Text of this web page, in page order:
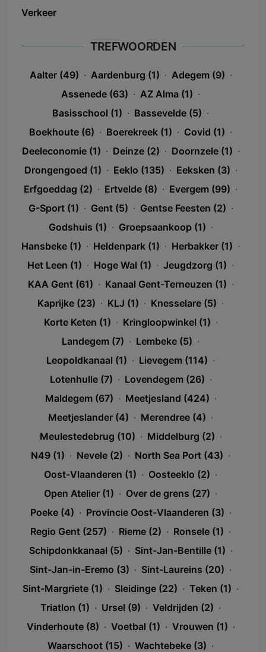
Verkeer
TREFWOORDEN
Aalter (49) · Aardenburg (1) · Adegem (9) ·
Assenede (63) · AZ Alma (1) ·
Basisschool (1) · Bassevelde (5) ·
Boekhoute (6) · Boerekreek (1) · Covid (1) ·
Deeleconomie (1) · Deinze (2) · Doornzele (1) ·
Drongengoed (1) · Eeklo (135) · Eeksken (3) ·
Erfgoeddag (2) · Ertvelde (8) · Evergem (99) ·
G-Sport (1) · Gent (5) · Gentse Feesten (2) ·
Godshuis (1) · Groepsaankoop (1) ·
Hansbeke (1) · Heldenpark (1) · Herbakker (1) ·
Het Leen (1) · Hoge Wal (1) · Jeugdzorg (1) ·
KAA Gent (61) · Kanaal Gent-Terneuzen (1) ·
Kaprijke (23) · KLJ (1) · Knesselare (5) ·
Korte Keten (1) · Kringloopwinkel (1) ·
Landegem (7) · Lembeke (5) ·
Leopoldkanaal (1) · Lievegem (114) ·
Lotenhulle (7) · Lovendegem (26) ·
Maldegem (67) · Meetjesland (424) ·
Meetjeslander (4) · Merendree (4) ·
Meulestedebrug (10) · Middelburg (2) ·
N49 (1) · Nevele (2) · North Sea Port (43) ·
Oost-Vlaanderen (1) · Oosteeklo (2) ·
Open Atelier (1) · Over de grens (27) ·
Poeke (4) · Provincie Oost-Vlaanderen (3) ·
Regio Gent (257) · Rieme (2) · Ronsele (1) ·
Schipdonkkanaal (5) · Sint-Jan-Bentille (1) ·
Sint-Jan-in-Eremo (3) · Sint-Laureins (20) ·
Sint-Margriete (1) · Sleidinge (22) · Teken (1) ·
Triatlon (1) · Ursel (9) · Veldrijden (2) ·
Vinderhoute (8) · Voetbal (1) · Vrouwen (1) ·
Waarschoot (15) · Wachtebeke (3) ·